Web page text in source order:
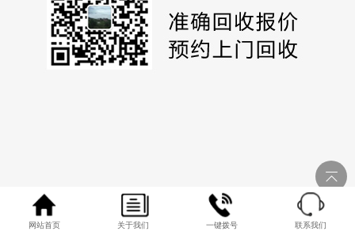
网站首页 关于我们 一键拨号 联系我们